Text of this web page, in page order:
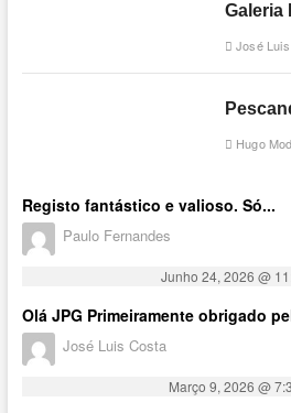
Galeria
José
Hugo
Registo fantástico e valioso. Só...
Paulo Fernandes
Junho 24, 2026 @
Olá JPG Primeiramente obrigado
José Luis Costa
Março 9, 2026 @